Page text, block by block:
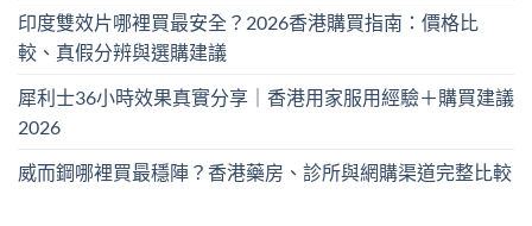
印度雙效片哪裡買最安全？2026香港購買指南：價格比
較、真假分辨與選購建議
犀利士36小時效果真實分享｜香港用家服用經驗＋購買建議
2026
威而鋼哪裡買最穩陣？香港藥房、診所與網購渠道完整比較